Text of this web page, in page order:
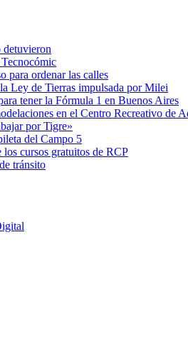
para ordenar las calles
Ley de Tierras impulsada por Milei
tener la Fórmula 1 en Buenos Aires
en el Centro Recreativo de
por Tigre»
del Campo 5
cursos gratuitos de RCP
tránsito